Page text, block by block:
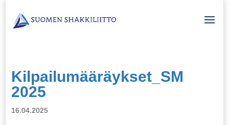
Kilpailumääräykset_SM
2025
16.04.2025